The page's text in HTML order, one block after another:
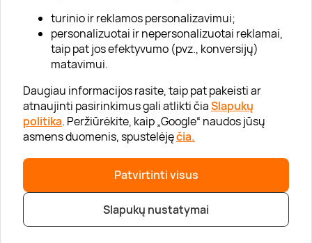
turinio ir reklamos personalizavimui;
personalizuotai ir nepersonalizuotai reklamai,
taip pat jos efektyvumo (pvz., konversijų)
matavimui.
Daugiau informacijos rasite, taip pat pakeisti ar
atnaujinti pasirinkimus gali atlikti čiaSlapukų
politika. Peržiūrėkite, kaip „Google“ naudos jūsų
asmens duomenis, spustelėjęčia.
Patvirtinti visus
Slapukų nustatymai
Visi partneriai
Kontaktai
Tinklaraštis
Informacija